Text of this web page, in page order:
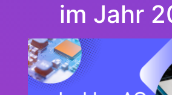
im Jahr